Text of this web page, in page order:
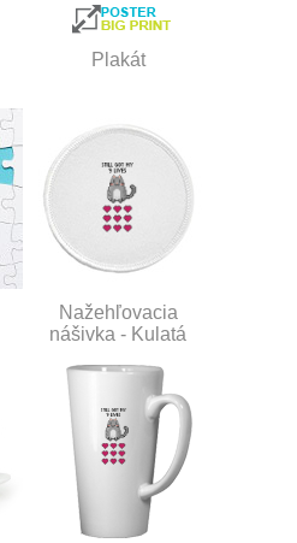
Plakát
Nažehľovacia
nášivka - Kulatá